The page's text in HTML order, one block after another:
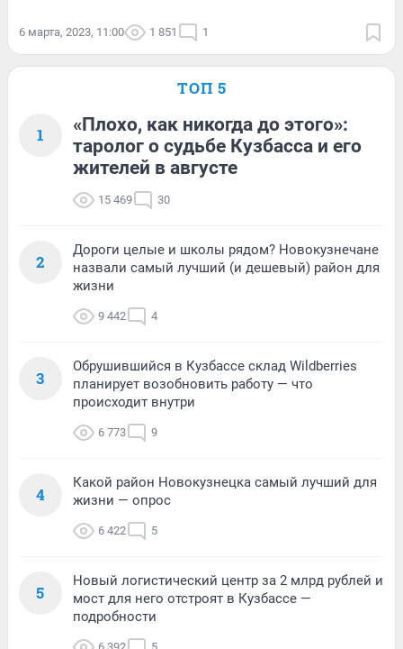
6 марта, 2023, 11:00 1 851 1
ТОП 5
1
«Плохо, как никогда до этого»:
таролог о судьбе Кузбасса и его
жителей в августе
15 469 30
2
Дороги целые и школы рядом? Новокузнечане
назвали самый лучший (и дешевый) район для
жизни
9 442 4
3
Обрушившийся в Кузбассе склад Wildberries
планирует возобновить работу — что
происходит внутри
6 773 9
4
Какой район Новокузнецка самый лучший для
жизни — опрос
6 422 5
5
Новый логистический центр за 2 млрд рублей и
мост для него отстроят в Кузбассе —
подробности